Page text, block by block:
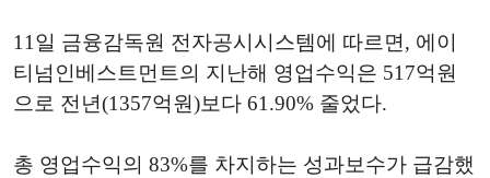
11일 금융감독원 전자공시시스템에 따르면, 에이
티넘인베스트먼트의 지난해 영업수익은 517억원
으로 전년(1357억원)보다 61.90% 줄었다.
총 영업수익의 83%를 차지하는 성과보수가 급감했